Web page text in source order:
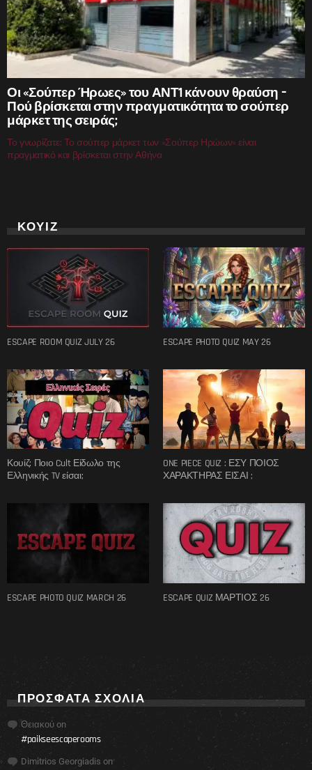
Οι «Σούπερ Ήρωες» του ΑΝΤ1 κάνουν θραύση –
Πού βρίσκεται στην πραγματικότητα το σούπερ
μάρκετ της σειράς;
Το γνωρίζατε; Το σούπερ μάρκετ των «Σούπερ Ηρώων» είναι
πραγματικό και βρίσκεται στην Αθήνα
ΚΟΥΙΖ
ESCAPE ROOM QUIZ JULY 26 ESCAPE PHOTO QUIZ MAY 26
Κουίζ: Ποιο Cult Είδωλο της
Ελληνικής TV είσαι;
ONE PIECE QUIZ : ΕΣΥ ΠΟΙΟΣ
ΧΑΡΑΚΤΗΡΑΣ ΕΙΣΑΙ ;
ESCAPE PHOTO QUIZ MARCH 26 ESCAPE QUIZ ΜΑΡΤΙΟΣ 26
ΠΡΌΣΦΑΤΑ ΣΧΌΛΙΑ
Θειακού on
#paikseescaperooms
Dimitrios Georgiadis on